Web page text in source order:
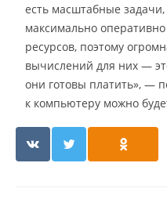
есть масштабные
максимально
ресурсов, поэтому
вычислений для них —
они готовы платить», —
к компьютеру можно